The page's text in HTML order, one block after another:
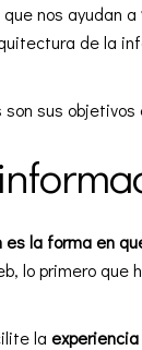
nos ayudan a
de la
sus
la forma en
lo primero
la